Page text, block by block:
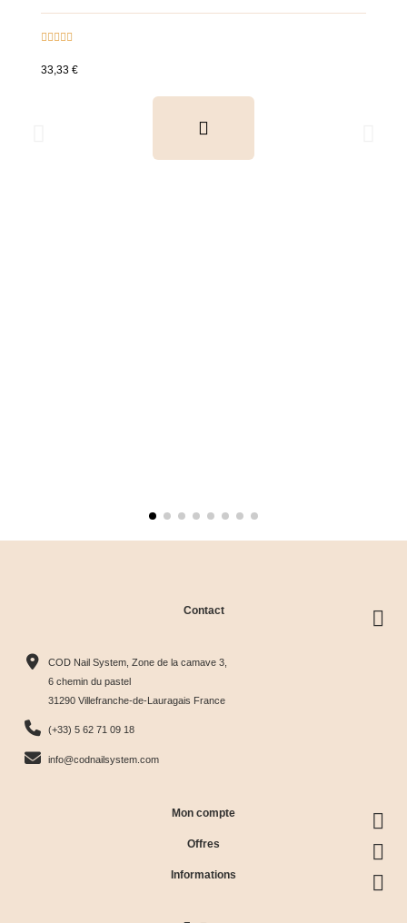

33,33 €
Contact
COD Nail System, Zone de la camave 3,
6 chemin du pastel
31290 Villefranche-de-Lauragais France
(+33) 5 62 71 09 18
info@codnailsystem.com
Mon compte
Offres
Informations